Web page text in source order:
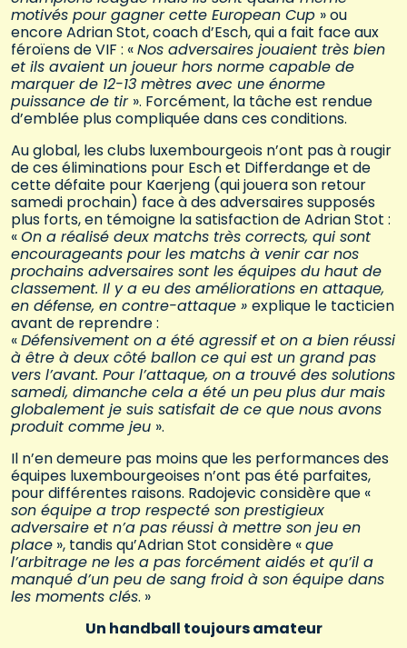
motivés pour gagner cette European Cup » ou
encore Adrian Stot, coach d’Esch, qui a fait face aux
féroïens de VIF : «Nos adversaires jouaient très bien
et ils avaient un joueur hors norme capable de
marquer de 12-13 mètres avec une énorme
puissance de tir ». Forcément, la tâche est rendue
d’emblée plus compliquée dans ces conditions.
Au global, les clubs luxembourgeois n’ont pas à rougir
de ces éliminations pour Esch et Differdange et de
cette défaite pour Kaerjeng (qui jouera son retour
samedi prochain) face à des adversaires supposés
plus forts, en témoigne la satisfaction de Adrian Stot :
«On a réalisé deux matchs très corrects, qui sont
encourageants pour les matchs à venir car nos
prochains adversaires sont les équipes du haut de
classement. Il y a eu des améliorations en attaque,
en défense, en contre-attaque » explique le tacticien
avant de reprendre :
«Défensivement on a été agressif et on a bien réussi
à être à deux côté ballon ce qui est un grand pas
vers l’avant. Pour l’attaque, on a trouvé des solutions
samedi, dimanche cela a été un peu plus dur mais
globalement je suis satisfait de ce que nous avons
produit comme jeu ».
Il n’en demeure pas moins que les performances des
équipes luxembourgeoises n’ont pas été parfaites,
pour différentes raisons. Radojevic considère que «
son équipe a trop respecté son prestigieux
adversaire et n’a pas réussi à mettre son jeu en
place », tandis qu’Adrian Stot considère «que
l’arbitrage ne les a pas forcément aidés et qu’il a
manqué d’un peu de sang froid à son équipe dans
les moments clés. »
Un handball toujours amateur